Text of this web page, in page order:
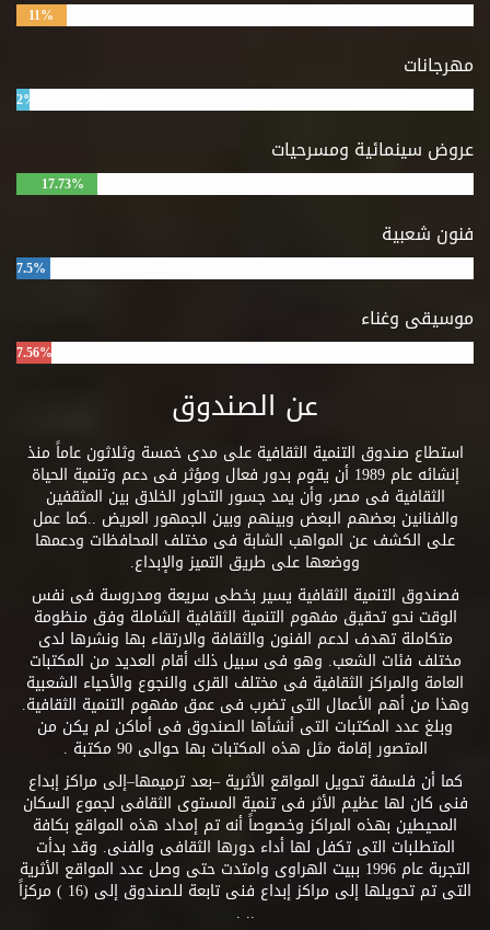
11%
مهرجانات
2%
عروض سينمائية ومسرحيات
17.73%
فنون شعبية
7.5%
موسيقى وغناء
7.56%
عن الصندوق
استطاع صندوق التنمية الثقافية على مدى خمسة وثلاثون عاماً منذ
إنشائه عام 1989 أن يقوم بدور فعال ومؤثر فى دعم وتنمية الحياة
الثقافية فى مصر، وأن يمد جسور التحاور الخلاق بين المثقفين
والفنانين بعضهم البعض وبينهم وبين الجمهور العريض ..كما عمل
على الكشف عن المواهب الشابة فى مختلف المحافظات ودعمها
ووضعها على طريق التميز والإبداع.
فصندوق التنمية الثقافية يسير بخطى سريعة ومدروسة فى نفس
الوقت نحو تحقيق مفهوم التنمية الثقافية الشاملة وفق منظومة
متكاملة تهدف لدعم الفنون والثقافة والارتقاء بها ونشرها لدى
مختلف فئات الشعب. وهو فى سبيل ذلك أقام العديد من المكتبات
العامة والمراكز الثقافية فى مختلف القرى والنجوع والأحياء الشعبية
وهذا من أهم الأعمال التى تضرب فى عمق مفهوم التنمية الثقافية.
وبلغ عدد المكتبات التى أنشأها الصندوق فى أماكن لم يكن من
المتصور إقامة مثل هذه المكتبات بها حوالى 90 مكتبة .
كما أن فلسفة تحويل المواقع الأثرية –بعد ترميمها–إلى مراكز إبداع
فنى كان لها عظيم الأثر فى تنمية المستوى الثقافى لجموع السكان
المحيطين بهذه المراكز وخصوصاً أنه تم إمداد هذه المواقع بكافة
المتطلبات التى تكفل لها أداء دورها الثقافى والفنى. وقد بدأت
التجربة عام 1996 ببيت الهراوى وامتدت حتى وصل عدد المواقع الأثرية
التى تم تحويلها إلى مراكز إبداع فنى تابعة للصندوق إلى (16 ) مركزاً
.. .